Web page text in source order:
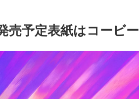
売予定表紙はコービー